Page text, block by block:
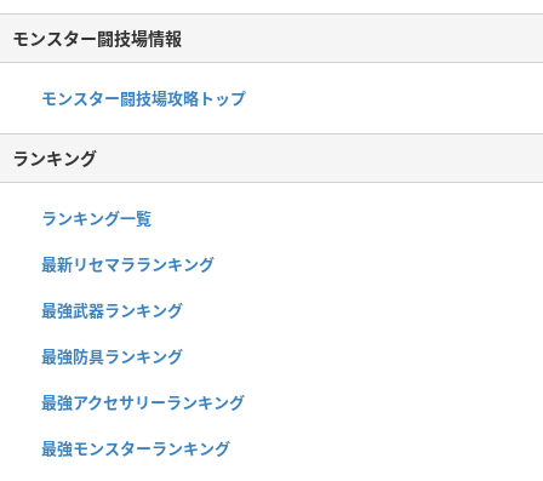
モンスター闘技場情報
モンスター闘技場攻略トップ
ランキング
ランキング一覧
最新リセマラランキング
最強武器ランキング
最強防具ランキング
最強アクセサリーランキング
最強モンスターランキング